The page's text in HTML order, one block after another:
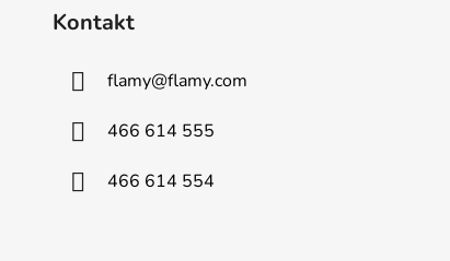
Kontakt
flamy@flamy.com
466 614 555
466 614 554